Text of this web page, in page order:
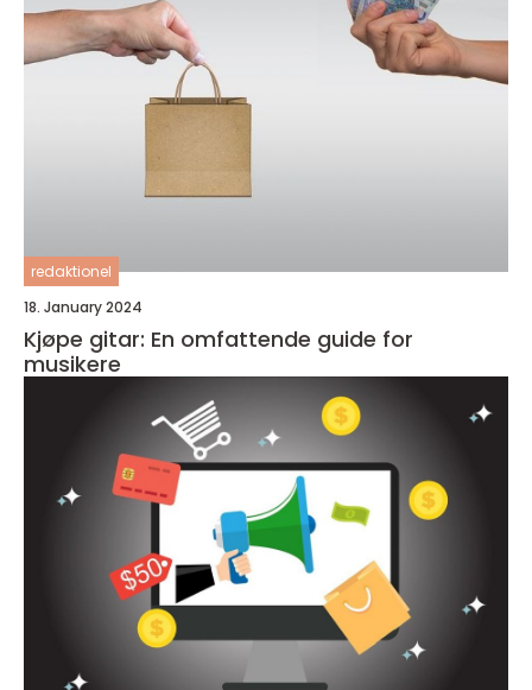
redaktionel
18. January 2024
Kjøpe gitar: En omfattende guide for
musikere